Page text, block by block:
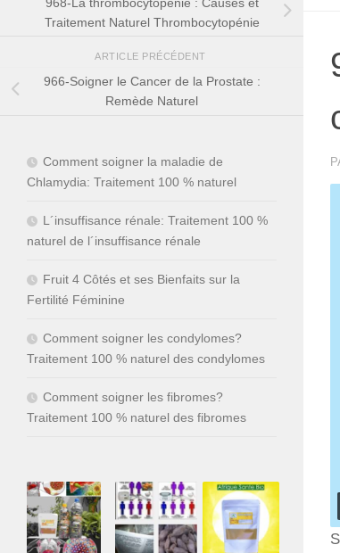
Traitement Naturel Thrombocytopénie
ARTICLE PRÉCÉDENT
966-Soigner le Cancer de la Prostate :
Remède Naturel
Comment soigner la maladie de
Chlamydia: Traitement 100 % naturel
L´insuffisance rénale: Traitement 100 %
naturel de l´insuffisance rénale
Fruit 4 Côtés et ses Bienfaits sur la
Fertilité Féminine
Comment soigner les condylomes?
Traitement 100 % naturel des condylomes
Comment soigner les fibromes?
Traitement 100 % naturel des fibromes